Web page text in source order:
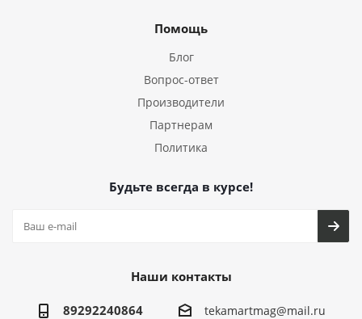
Помощь
Блог
Вопрос-ответ
Производители
Партнерам
Политика
Будьте всегда в курсе!
Наши контакты
89292240864 tekamartmag@mail.ru